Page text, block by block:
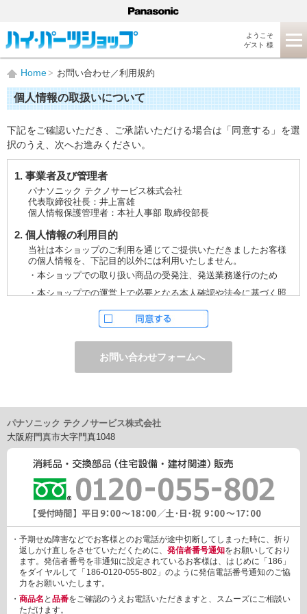
ようこそ
ゲスト 様
Home お問い合わせ／利用規約
個人情報の取扱いについて
下記をご確認いただき、ご承諾いただける場合は「同意する」を選
択のうえ、次へお進みください。
1. 事業者及び管理者
パナソニック テクノサービス株式会社
代表取締役社長：井上富雄
個人情報保護管理者：本社人事部 取締役部長
2. 個人情報の利用目的
当社は本ショップのご利用を通じてご提供いただきましたお客様
の個人情報を、下記目的以外には利用いたしません。
・本ショップでの取り扱い商品の受発注、発送業務遂行のため
・本ショップでの運営上で必要となる本人確認や法令に基づく照
ただし、お申し込みフォーム上でご希望の方のみに、下記サービ
・電子メール、ダイレクトメールなどによる情報のご提供
（1）ご提供情報の分野
・住宅関連設備・建材、家電製品、住まいづくり(新築・リフォー
車載関連商品など
（2）ご提供情報の概要
・商品、サービスに関するご提案
・商品サポート、メンテナンスに関するご提案
・キャンペーン、フェアー、イベントに関する情報ご提供
・アンケート、商品モニターに関する情報ご提供など
3. 個人情報の提供
あらかじめご本人様からご了解いただいている場合や法令で認め
られている場合を除き、個人情報を第三者に提供または開示いた
しません。
しかしながら、お客様がクレジットカード決済をご利用される場
合に限り、カード発行会社が行なう不正利用検知・防止「3Dセキ
ュア2.0」のために、お客様が利用するカード発行会社及び、決済
代行会社：GMOペイメントゲートウェイ（第三者）に、下記の情
報を開示し、本人認証を行います。
・金額など、決済に関する情報
パナソニック テクノサービス株式会社
大阪府門真市大字門真1048
・予期せぬ障害などでお客様とのお電話が途中切断してしまった時に、折り
返しかけ直しをさせていただくために、 発信者番号通知をお願いしており
ます。発信者番号を非通知に設定されているお客様は、はじめに「186」
をダイヤルして「186-0120-055-802」のように発信電話番号通知のご協
力をお願いいたします。
・ 商品名 と 品番をご確認のうえお電話いただきますと、スムーズにご相談い
ただけます。